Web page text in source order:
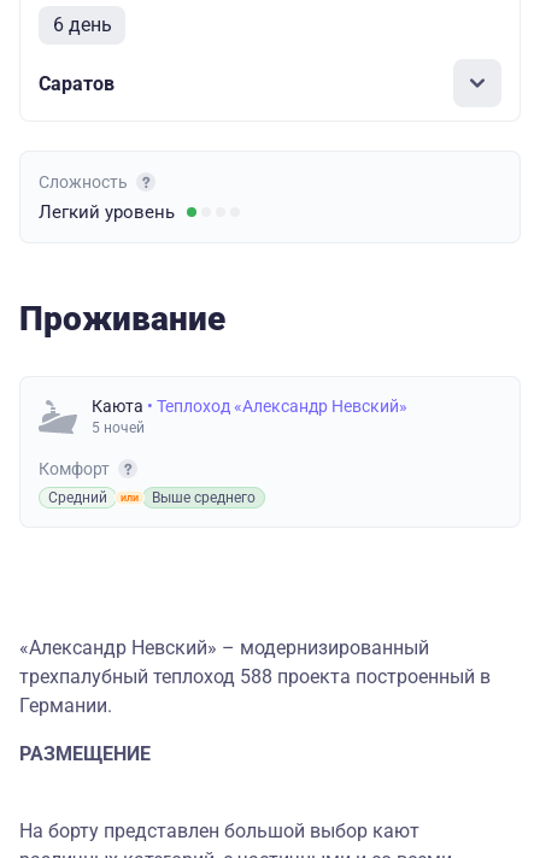
6 день
Саратов
Сложность
Легкий уровень
Проживание
Каюта • Теплоход «Александр Невский»
5 ночей
Комфорт
Средний Выше среднего
«Александр Невский» – модернизированный
трехпалубный теплоход 588 проекта построенный в
Германии.
РАЗМЕЩЕНИЕ
На борту представлен большой выбор кают